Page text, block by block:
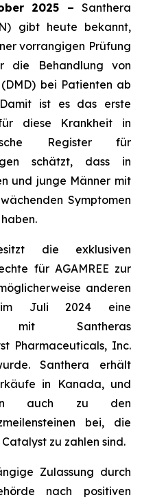
2025 – Santhera
gibt heute bekannt,
vorrangigen Prüfung
die Behandlung von
bei Patienten ab
ist es das erste
diese Krankheit in
Register für
schätzt, dass in
und junge Männer mit
Symptomen
die exklusiven
für AGAMREE zur
anderen
im Juli 2024 eine
mit Santheras
Pharmaceuticals, Inc.
Santhera erhält
in Kanada, und
auch zu den
bei, die
zu zahlen sind.
Zulassung durch
nach positiven